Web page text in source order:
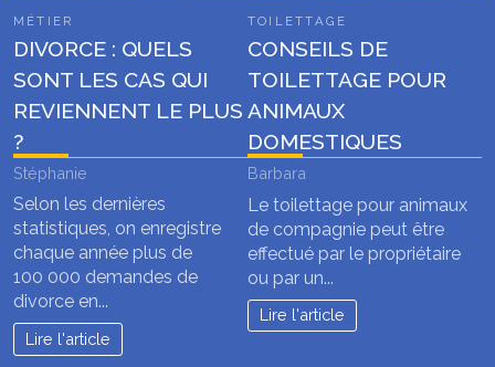
MÉTIER
DIVORCE : QUELS
SONT LES CAS QUI
REVIENNENT LE PLUS
?
Stéphanie
Selon les dernières
statistiques, on enregistre
chaque année plus de
100 000 demandes de
divorce en...
Lire l'article
TOILETTAGE
CONSEILS DE
TOILETTAGE POUR
ANIMAUX
DOMESTIQUES
Barbara
Le toilettage pour animaux
de compagnie peut être
effectué par le propriétaire
ou par un...
Lire l'article